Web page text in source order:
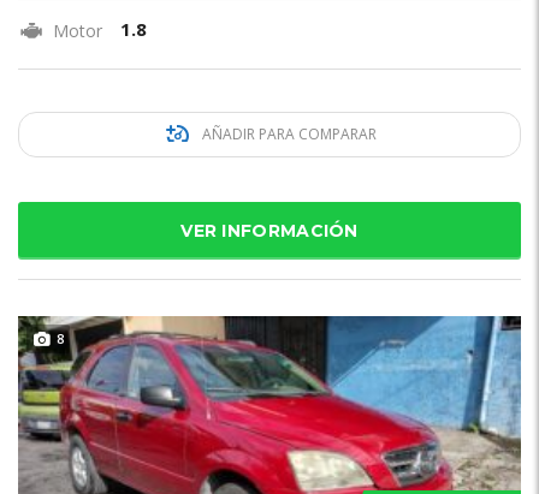
Motor 1.8
AÑADIR PARA COMPARAR
VER INFORMACIÓN
8